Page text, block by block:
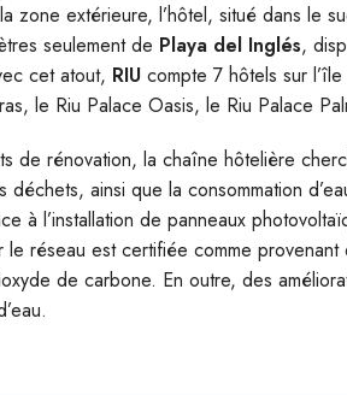
zone extérieure, l’hôtel, situé dans le
seulement de Playa del Inglés,
cet atout, RIU compte 7 hôtels sur
le Riu Palace Oasis, le Riu Palace
de rénovation, la chaîne hôtelière
déchets, ainsi que la consommation
à l’installation de panneaux
le réseau est certifiée comme
de carbone. En outre, des